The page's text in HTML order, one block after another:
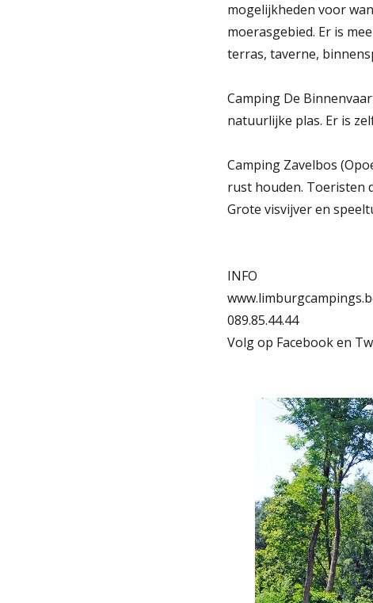
mogelijkheden voor
moerasgebied. Er is
terras, taverne,
Camping De
natuurlijke plas. Er is
Camping Zavelbos
rust houden. Toeristen
Grote visvijver en
INFO
089.85.44.44
Volg op Facebook en